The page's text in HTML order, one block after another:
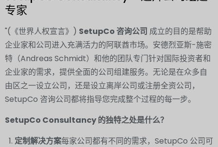
专家
"(《世界人权宣言》) SetupCo 咨询公司 成立的目的是帮助
企业家和公司进入充满活力的阿联酋市场。安德烈亚斯-施密
特（Andreas Schmidt）和他的团队专门针对国际投资者和
企业家的需求，提供全面的公司组建服务。无论是在众多自
由区之一设立公司，还是设立离岸公司或注册全资公司，
SetupCo 咨询公司都将指导您完成整个过程的每一步。
SetupCo Consultancy 的独特之处是什么？
定制解决方案每家公司都有不同的需求，SetupCo 公司可